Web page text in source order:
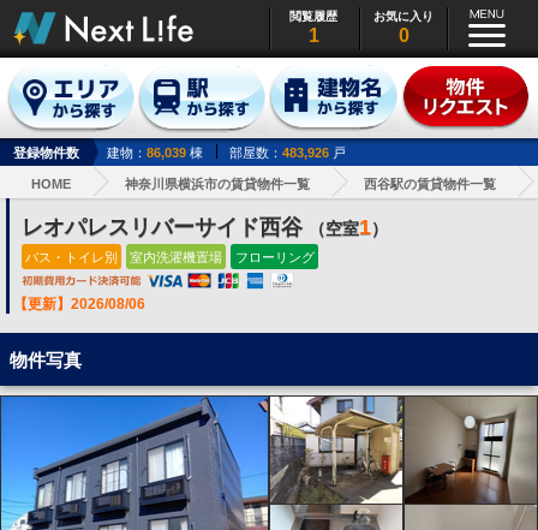
閲覧履歴
1
お気に入り
0
登録物件数 建物： 86,039 棟 部屋数： 483,926 戸
HOME 神奈川県横浜市の賃貸物件一覧 西谷駅の賃貸物件一覧
レオパレスリバーサイド西谷 （空室1）
バス・トイレ別 室内洗濯機置場 フローリング
【更新】2026/08/06
物件写真